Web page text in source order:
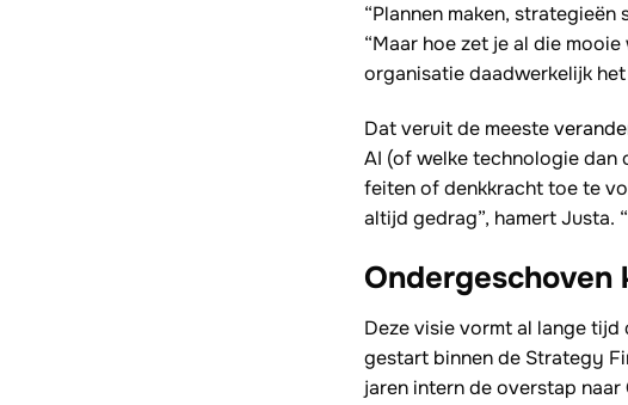
“Plannen maken,
“Maar hoe zet je al die
organisatie daadwerkelijk
Dat veruit de meeste
AI (of welke technologie dan
feiten of denkkracht toe te
altijd gedrag”, hamert Justa.
Ondergeschoven
Deze visie vormt al lange tijd
gestart binnen de Strategy
jaren intern de overstap